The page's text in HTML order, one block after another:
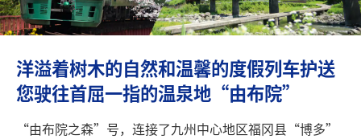
ANA 服务
洋溢着树木的自然和温馨的度假列车护送
您驶往首屈一指的温泉地“由布院”
“由布院之森”号，连接了九州中心地区福冈县“博多”